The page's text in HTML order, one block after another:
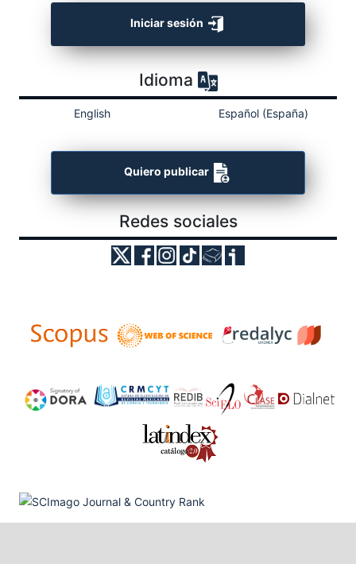
Iniciar sesión
Idioma
English Español (España)
Quiero publicar
Redes sociales